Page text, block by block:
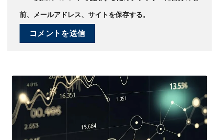
前、メールアドレス、サイトを保存する。